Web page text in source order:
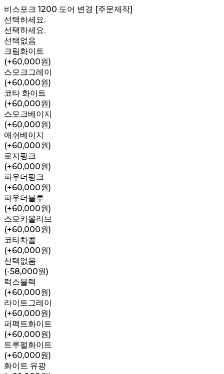
비스포크 1200 도어 변경 [주문제작]
선택하세요.
선택하세요.
선택없음
크림화이트
(+60,000원)
스모크그레이
(+60,000원)
코타 화이트
(+60,000원)
스모크베이지
(+60,000원)
애쉬베이지
(+60,000원)
로지핑크
(+60,000원)
파우더핑크
(+60,000원)
파우더블루
(+60,000원)
스모키올리브
(+60,000원)
코타차콜
(+60,000원)
선택없음
(-58,000원)
럭스블랙
(+60,000원)
라이트그레이
(+60,000원)
퍼펙트화이트
(+60,000원)
트루펄화이트
(+60,000원)
화이트 유광